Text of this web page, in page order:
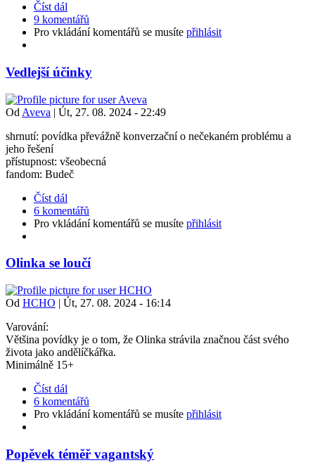
Číst dál
9 komentářů
Pro vkládání komentářů se musíte přihlásit
Vedlejší účinky
Od Aveva | Út, 27. 08. 2024 - 22:49
shrnutí: povídka převážně konverzační o nečekaném problému a
jeho řešení
přístupnost: všeobecná
fandom: Budeč
Číst dál
6 komentářů
Pro vkládání komentářů se musíte přihlásit
Olinka se loučí
Od HCHO | Út, 27. 08. 2024 - 16:14
Varování:
Většina povídky je o tom, že Olinka strávila značnou část svého
života jako andělíčkářka.
Minimálně 15+
Číst dál
6 komentářů
Pro vkládání komentářů se musíte přihlásit
Popěvek téměř vagantský